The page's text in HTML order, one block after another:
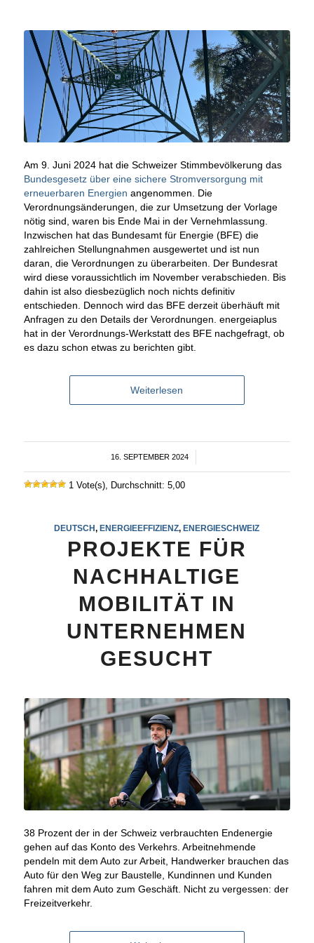
Am 9. Juni 2024 hat die Schweizer Stimmbevölkerung das
Bundesgesetz über eine sichere Stromversorgung mit
erneuerbaren Energien angenommen. Die
Verordnungsänderungen, die zur Umsetzung der Vorlage
nötig sind, waren bis Ende Mai in der Vernehmlassung.
Inzwischen hat das Bundesamt für Energie (BFE) die
zahlreichen Stellungnahmen ausgewertet und ist nun
daran, die Verordnungen zu überarbeiten. Der Bundesrat
wird diese voraussichtlich im November verabschieden. Bis
dahin ist also diesbezüglich noch nichts definitiv
entschieden. Dennoch wird das BFE derzeit überhäuft mit
Anfragen zu den Details der Verordnungen. energeiaplus
hat in der Verordnungs-Werkstatt des BFE nachgefragt, ob
es dazu schon etwas zu berichten gibt.
Weiterlesen
16. SEPTEMBER 2024
/
1 Vote(s), Durchschnitt: 5,00
DEUTSCH, ENERGIEEFFIZIENZ, ENERGIESCHWEIZ
PROJEKTE FÜR
NACHHALTIGE
MOBILITÄT IN
UNTERNEHMEN
GESUCHT
38 Prozent der in der Schweiz verbrauchten Endenergie
gehen auf das Konto des Verkehrs. Arbeitnehmende
pendeln mit dem Auto zur Arbeit, Handwerker brauchen das
Auto für den Weg zur Baustelle, Kundinnen und Kunden
fahren mit dem Auto zum Geschäft. Nicht zu vergessen: der
Freizeitverkehr.